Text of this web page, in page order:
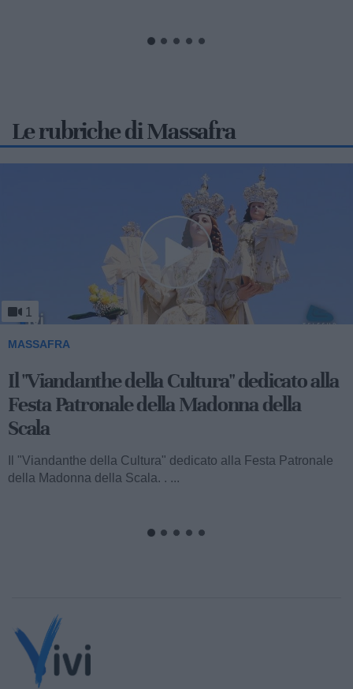
Le rubriche di Massafra
1
MASSAFRA
Viandanthe della Cultura: la "Chiesa
Rupestre della Buona Nuova"
Ecco a voi il terzo speciale del "Viandanthe della Cultura"
dedicato alla Madonna della Scala. Vi porteremo alla
scoperta della "Chiesa...